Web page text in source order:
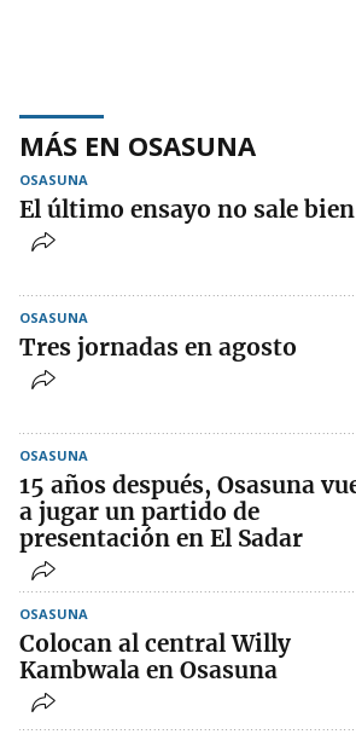
MÁS EN OSASUNA
OSASUNA
El último ensayo no sale bien
OSASUNA
Tres jornadas en agosto
OSASUNA
15 años después, Osasuna
a jugar un partido de
presentación en El Sadar
OSASUNA
Colocan al central Willy
Kambwala en Osasuna